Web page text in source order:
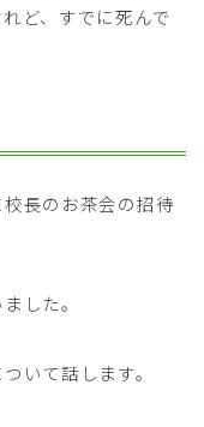
ど、すでに死んで
長のお茶会の招待
した。
いて話します。